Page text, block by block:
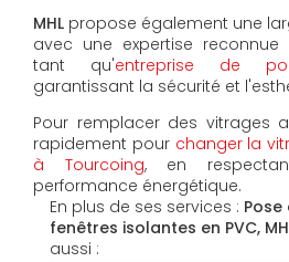
MHL propose également une
avec une expertise
tant qu'entreprise de
garantissant la sécurité et
Pour remplacer des vitrages
rapidement pour changer la
à Tourcoing, en
performance énergétique.
En plus de ses services :
fenêtres isolantes en PVC,
aussi :